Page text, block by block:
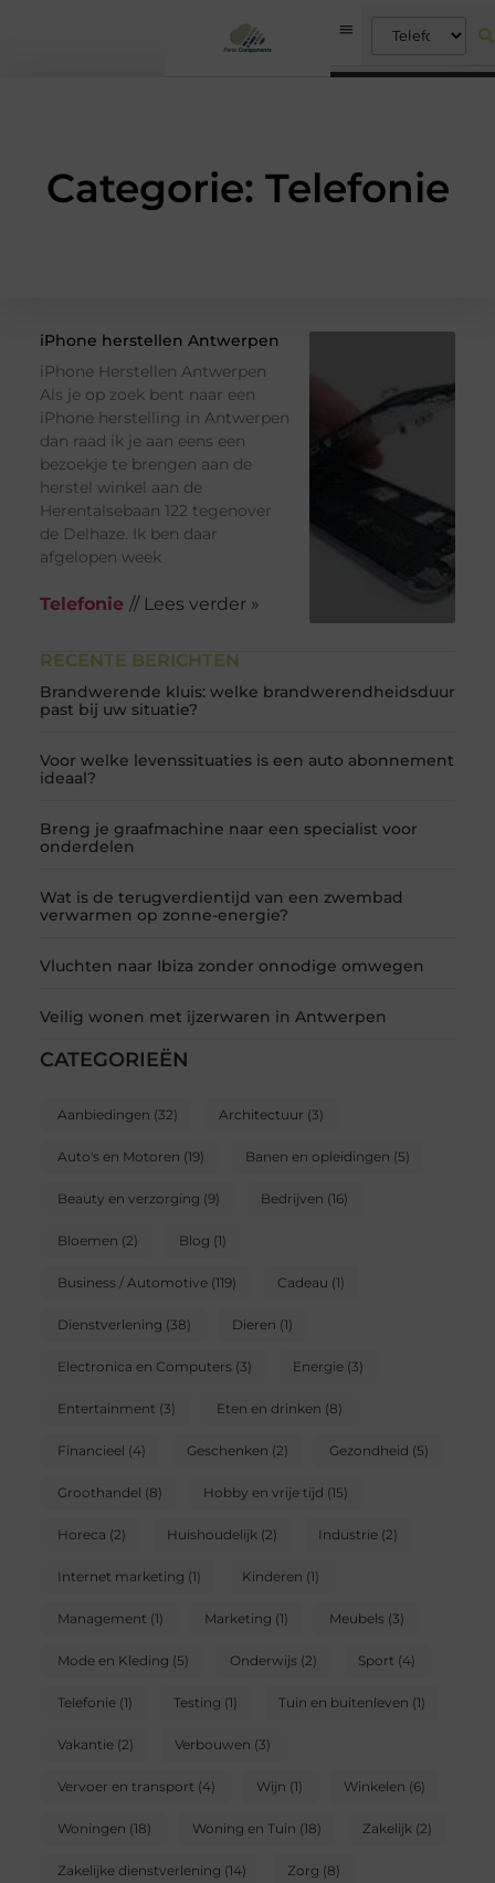
Categorie: Telefonie
RECENTE BERICHTEN
Brandwerende kluis: welke brandwerendheidsduur
past bij uw situatie?
Voor welke levenssituaties is een auto abonnement
ideaal?
Breng je graafmachine naar een specialist voor
onderdelen
Wat is de terugverdientijd van een zwembad
verwarmen op zonne-energie?
Vluchten naar Ibiza zonder onnodige omwegen
Veilig wonen met ijzerwaren in Antwerpen
CATEGORIEËN
Aanbiedingen (32) Architectuur (3)
Auto's en Motoren (19) Banen en opleidingen (5)
Beauty en verzorging (9) Bedrijven (16)
Bloemen (2) Blog (1)
Business / Automotive(119) Cadeau (1)
Dienstverlening (38) Dieren (1)
Electronica en Computers(3) Energie(3)
Entertainment (3) Eten en drinken (8)
Financieel (4) Geschenken (2) Gezondheid (5)
Groothandel (8) Hobby en vrije tijd (15)
Horeca (2) Huishoudelijk(2) Industrie(2)
Internet marketing (1) Kinderen (1)
Management (1) Marketing (1) Meubels(3)
Mode en Kleding (5) Onderwijs(2) Sport (4)
Telefonie(1) Testing (1) Tuin en buitenleven (1)
Vakantie(2) Verbouwen (3)
Vervoer en transport (4) Wijn (1) Winkelen (6)
Woningen (18) Woning en Tuin (18) Zakelijk(2)
Zakelijke dienstverlening (14) Zorg (8)
iPhone herstellen Antwerpen
iPhone Herstellen Antwerpen
Als je op zoek bent naar een
iPhone herstelling in Antwerpen
dan raad ik je aan eens een
bezoekje te brengen aan de
herstel winkel aan de
Herentalsebaan 122 tegenover
de Delhaze. Ik ben daar
afgelopen week
Telefonie // Lees verder »